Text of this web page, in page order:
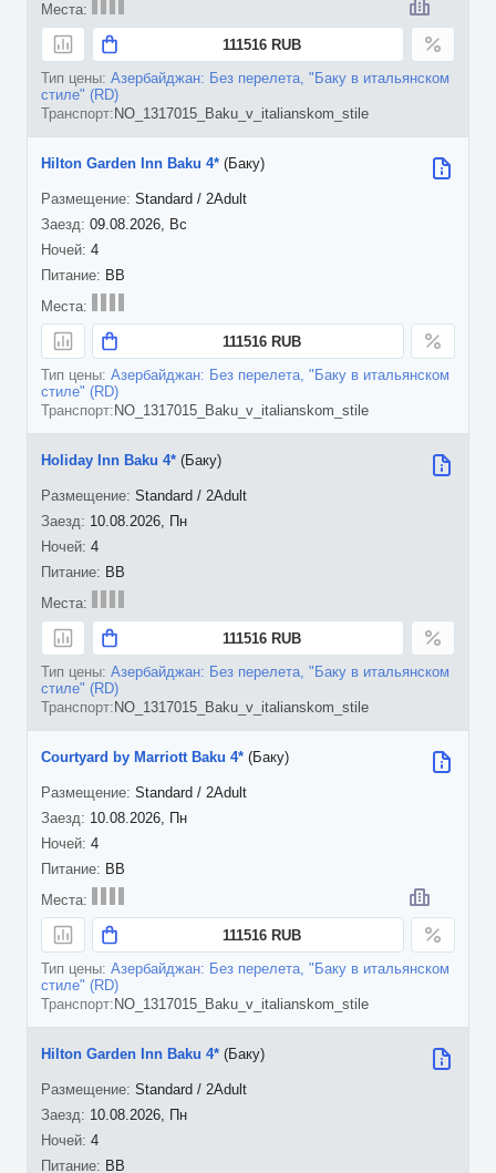
111516 RUB
Азербайджан: Без перелета, "Баку в итальянском
стиле" (RD)
NO_1317015_Baku_v_italianskom_stile
09.08.2026, Вс
4
Hilton Garden Inn Baku 4* (Баку)
Standard / 2Adult
BB
111516 RUB
Азербайджан: Без перелета, "Баку в итальянском
стиле" (RD)
NO_1317015_Baku_v_italianskom_stile
10.08.2026, Пн
4
Holiday Inn Baku 4* (Баку)
Standard / 2Adult
BB
111516 RUB
Азербайджан: Без перелета, "Баку в итальянском
стиле" (RD)
NO_1317015_Baku_v_italianskom_stile
10.08.2026, Пн
4
Courtyard by Marriott Baku 4* (Баку)
Standard / 2Adult
BB
111516 RUB
Азербайджан: Без перелета, "Баку в итальянском
стиле" (RD)
NO_1317015_Baku_v_italianskom_stile
10.08.2026, Пн
4
Hilton Garden Inn Baku 4* (Баку)
Standard / 2Adult
BB